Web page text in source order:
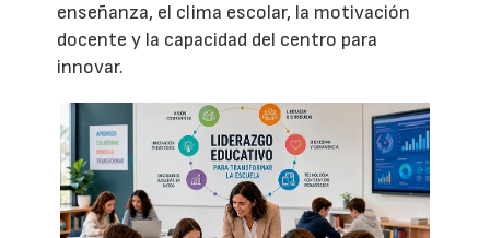
enseñanza, el clima escolar, la motivación
docente y la capacidad del centro para
innovar.